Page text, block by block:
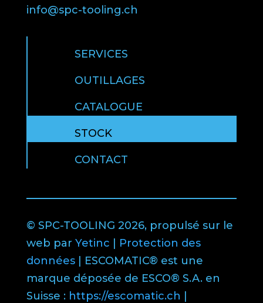
info@spc-tooling.ch
SERVICES
OUTILLAGES
CATALOGUE
STOCK
CONTACT
© SPC-TOOLING 2026, propulsé sur le
web par Yetinc | Protection des
données| ESCOMATIC® est une
marque déposée de ESCO® S.A. en
Suisse : https://escomatic.ch |